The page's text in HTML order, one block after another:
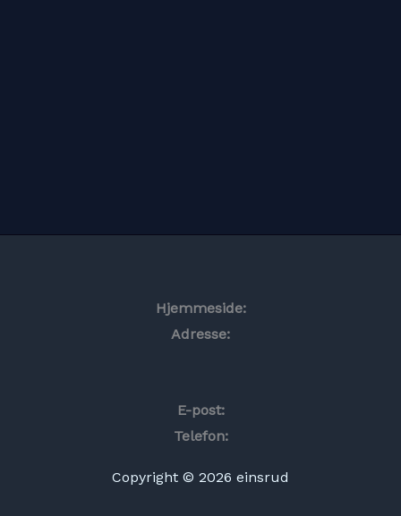
Hjemmeside:
Adresse:
E-post:
Telefon:
Copyright © 2026 einsrud